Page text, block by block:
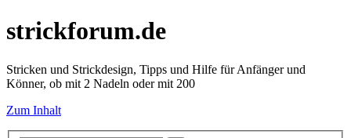
strickforum.de
Stricken und Strickdesign, Tipps und Hilfe für Anfänger und
Könner, ob mit 2 Nadeln oder mit 200
Zum Inhalt